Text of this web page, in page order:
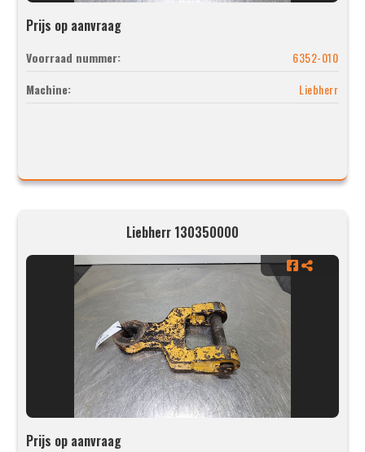
Prijs op aanvraag
Voorraad nummer:
6352-010
Machine:
Liebherr
Liebherr 130350000
Prijs op aanvraag